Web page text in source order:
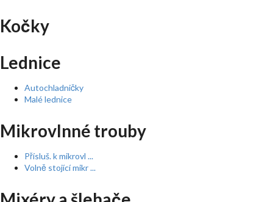
Kočky
Lednice
Autochladničky
Malé lednice
Mikrovlnné trouby
Přísluš. k mikrovl ...
Volně stojící mikr ...